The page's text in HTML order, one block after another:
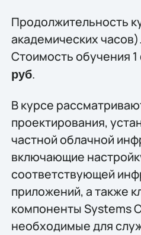
Продолжительность
академических часов).
Стоимость обучения 1
руб.
В курсе
проектирования,
частной облачной
включающие
соответствующей
приложений, а также
компоненты Systems
необходимые для